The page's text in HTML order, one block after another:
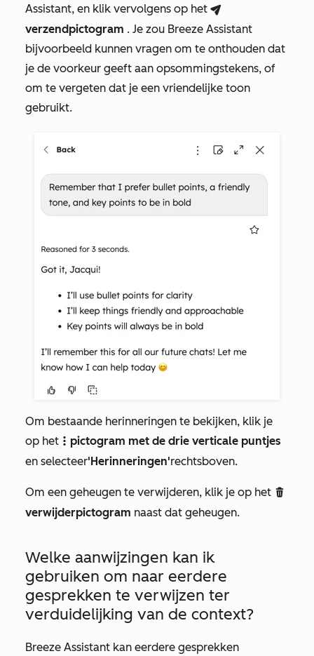
Assistant, en klik vervolgens op het breezeSendIcon
verzendpictogram . Je zou Breeze Assistant
bijvoorbeeld kunnen vragen om te onthouden dat
je de voorkeur geeft aan opsommingstekens, of
om te vergeten dat je een vriendelijke toon
gebruikt.
Om bestaande herinneringen te bekijken, klik je
op het verticalMenut pictogram met de drie verticale puntjes
en selecteer'Herinneringen'rechtsboven.
Om een geheugen te verwijderen, klik je op het delete
verwijderpictogram naast dat geheugen.
Welke aanwijzingen kan ik
gebruiken om naar eerdere
gesprekken te verwijzen ter
verduidelijking van de context?
Breeze Assistant kan eerdere gesprekken